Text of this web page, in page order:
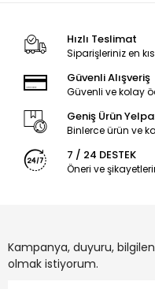
Hızlı Teslimat
Siparişleriniz en
Güvenli Alışveriş
Güvenli ve kolay
Geniş Ürün
Binlerce ürün ve
7 / 24 DESTEK
Öneri ve
Kampanya, duyuru,
olmak istiyorum.